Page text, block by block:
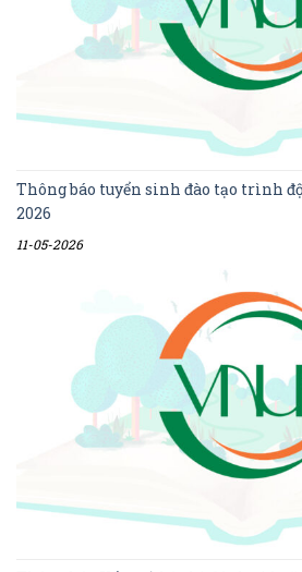
Thông báo tuyển sinh đào tạo trình
2026
11-05-2026